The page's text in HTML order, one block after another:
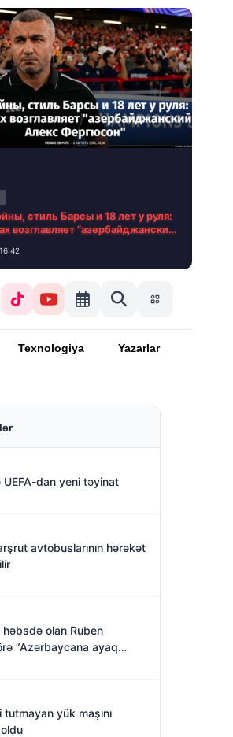
стиль Барсы и 18 лет у руля:
возглавляет “азербайджанский
Texnologiya Yazarlar
dan yeni təyinat
avtobuslarının hərəkət
olan Ruben
“Azərbaycana ayaq
dedi və…
yük maşını